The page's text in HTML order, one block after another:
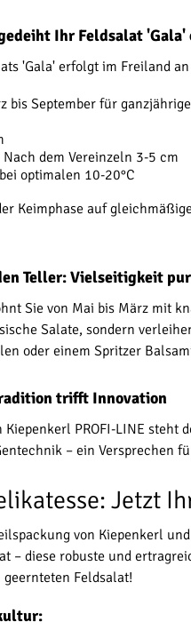
Ihr Feldsalat
'Gala' erfolgt im Freiland
bis September für
Nach dem Vereinzeln 3-5 cm
optimalen 10-20°C
Keimphase auf
Teller: Vielseitigkeit pur
Sie von Mai bis März mit
Salate, sondern
oder einem Spritzer
trifft Innovation
PROFI-LINE
– ein Versprechen
Jetzt
von Kiepenkerl
– diese robuste und
Feldsalat!